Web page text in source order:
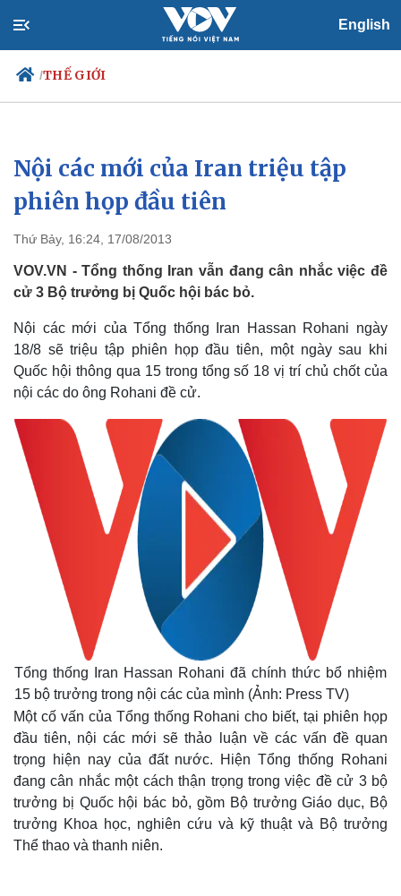
English
/THẾ GIỚI
Chính trị
Đảng
Tổ chức nhân sự
Nhận diện sự thật
Xã hội
Dự báo thời tiết
Việc làm
Biển đảo
Nội các mới của Iran triệu tập
phiên họp đầu tiên
Thứ Bảy, 16:24, 17/08/2013
VOV.VN - Tổng thống Iran vẫn đang cân nhắc việc đề
cử 3 Bộ trưởng bị Quốc hội bác bỏ.
Nội các mới của Tổng thống Iran Hassan Rohani ngày
18/8 sẽ triệu tập phiên họp đầu tiên, một ngày sau khi
Quốc hội thông qua 15 trong tổng số 18 vị trí chủ chốt của
nội các do ông Rohani đề cử.
Tổng thống Iran Hassan Rohani đã chính thức bổ nhiệm
15 bộ trưởng trong nội các của mình (Ảnh: Press TV)
Một cố vấn của Tổng thống Rohani cho biết, tại phiên họp
đầu tiên, nội các mới sẽ thảo luận về các vấn đề quan
trọng hiện nay của đất nước. Hiện Tổng thống Rohani
đang cân nhắc một cách thận trọng trong việc đề cử 3 bộ
trưởng bị Quốc hội bác bỏ, gồm Bộ trưởng Giáo dục, Bộ
trưởng Khoa học, nghiên cứu và kỹ thuật và Bộ trưởng
Thể thao và thanh niên.